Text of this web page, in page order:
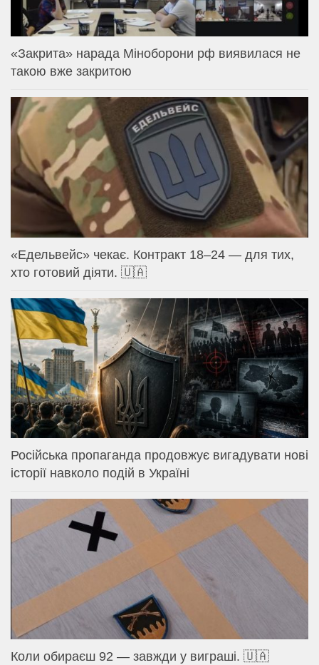
«Закрита» нарада Міноборони рф виявилася не
такою вже закритою
«Едельвейс» чекає. Контракт 18–24 — для тих,
хто готовий діяти. 🇺🇦
Російська пропаганда продовжує вигадувати нові
історії навколо подій в Україні
Коли обираєш 92 — завжди у виграші. 🇺🇦